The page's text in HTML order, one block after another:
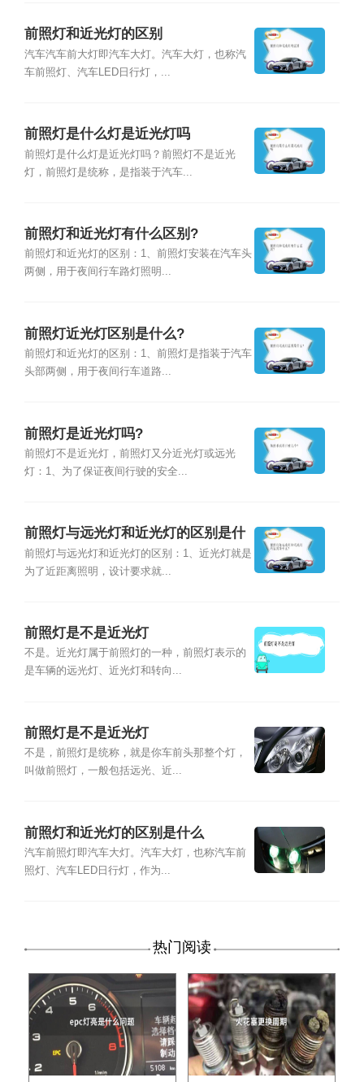
前照灯和近光灯的区别
汽车汽车前大灯即汽车大灯。汽车大灯，也称汽
车前照灯、汽车LED日行灯，...
前照灯是什么灯是近光灯吗
前照灯是什么灯是近光灯吗？前照灯不是近光
灯，前照灯是统称，是指装于汽车...
前照灯和近光灯有什么区别?
前照灯和近光灯的区别：1、前照灯安装在汽车头
两侧，用于夜间行车路灯照明...
前照灯近光灯区别是什么?
前照灯和近光灯的区别：1、前照灯是指装于汽车
头部两侧，用于夜间行车道路...
前照灯是近光灯吗?
前照灯不是近光灯，前照灯又分近光灯或远光
灯：1、为了保证夜间行驶的安全...
前照灯与远光灯和近光灯的区别是什
么?
前照灯与远光灯和近光灯的区别：1、近光灯就是
为了近距离照明，设计要求就...
前照灯是不是近光灯
不是。近光灯属于前照灯的一种，前照灯表示的
是车辆的远光灯、近光灯和转向...
前照灯是不是近光灯
不是，前照灯是统称，就是你车前头那整个灯，
叫做前照灯，一般包括远光、近...
前照灯和近光灯的区别是什么
汽车前照灯即汽车大灯。汽车大灯，也称汽车前
照灯、汽车LED日行灯，作为...
热门阅读